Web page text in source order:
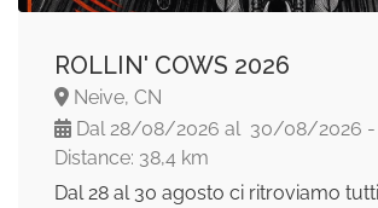
ROLLIN' COWS 2026
Neive, CN
Dal 28/08/2026 al 30/08/2026 -
Distance: 38,4 km
Dal 28 al 30 agosto ci ritroviamo